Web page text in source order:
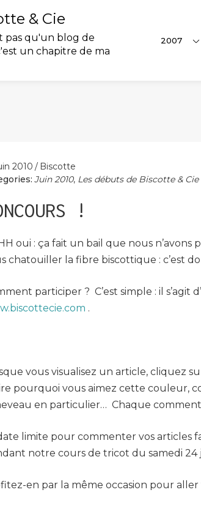
& Cie
pas qu'un blog de
un chapitre de ma
2007
2010
Biscotte
Juin 2010, Les débuts de Biscotte & Cie
!
oui : ça fait un bail que nous
chatouiller la fibre biscottique : c’est
participer ? C’est simple : il
.
vous visualisez un article, cliquez
pourquoi vous aimez cette couleur,
en particulier… Chaque
limite pour commenter vos articles
notre cours de tricot du samedi 24
en par la même occasion pour aller